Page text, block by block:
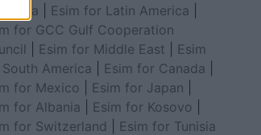
Africa
Esim for Latin America
for GCC Gulf Cooperation
Esim for Middle East
Esim
America
Esim for Canada
for Mexico
Esim for Japan
for Albania
Esim for Kosovo
for Switzerland
Esim for Tunisia